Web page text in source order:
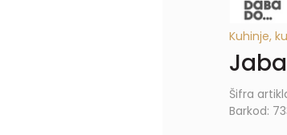
Kuhinje,
Šifra
Barkod: